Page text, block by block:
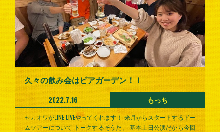
久々の飲み会はビアガーデン！！
2022.7.16 もっち
セカオワがLINE LIVEやってくれます！ 来月からスタートするドー
ムツアーについて トークするそうだ。 基本土日公演だから今回